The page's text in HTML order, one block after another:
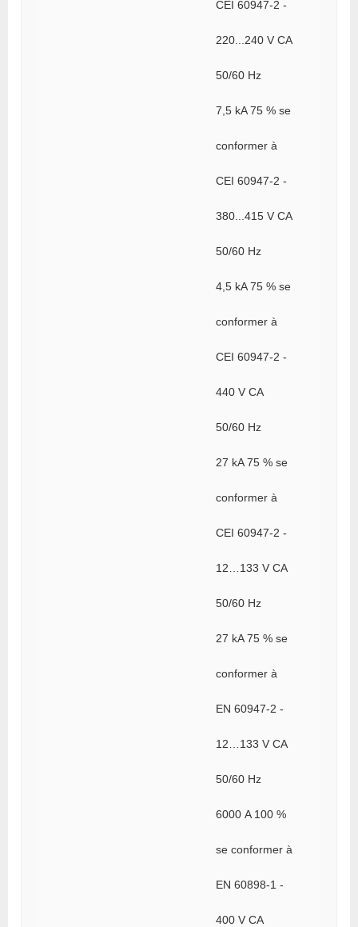
CEI 60947-2 -
220...240 V CA
50/60 Hz
7,5 kA 75 % se
conformer à
CEI 60947-2 -
380...415 V CA
50/60 Hz
4,5 kA 75 % se
conformer à
CEI 60947-2 -
440 V CA
50/60 Hz
27 kA 75 % se
conformer à
CEI 60947-2 -
12…133 V CA
50/60 Hz
27 kA 75 % se
conformer à
EN 60947-2 -
12…133 V CA
50/60 Hz
6000 A 100 %
se conformer à
EN 60898-1 -
400 V CA